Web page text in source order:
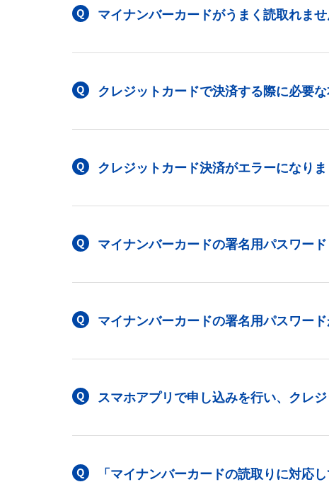
マイナンバーカードがうまく読取れま
クレジットカードで決済する際に必要
クレジットカード決済がエラーになり
マイナンバーカードの署名用パスワー
マイナンバーカードの署名用パスワー
スマホアプリで申し込みを行い、クレ
「マイナンバーカードの読取りに対応